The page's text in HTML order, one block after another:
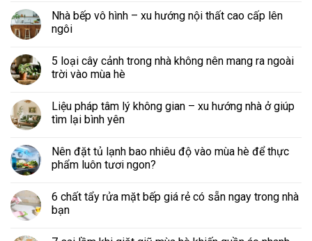
Nhà bếp vô hình – xu hướng nội thất cao cấp lên
ngôi
5 loại cây cảnh trong nhà không nên mang ra ngoài
trời vào mùa hè
Liệu pháp tâm lý không gian – xu hướng nhà ở giúp
tìm lại bình yên
Nên đặt tủ lạnh bao nhiêu độ vào mùa hè để thực
phẩm luôn tươi ngon?
6 chất tẩy rửa mặt bếp giá rẻ có sẵn ngay trong nhà
bạn